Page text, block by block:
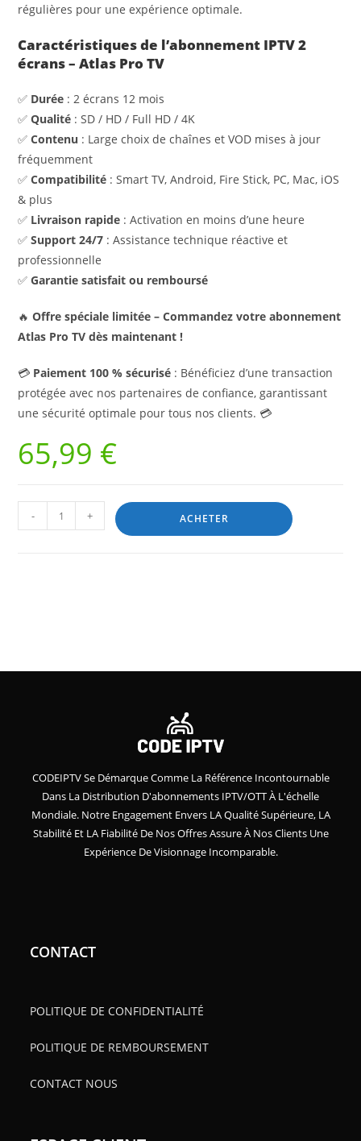
régulières pour une expérience optimale.
Caractéristiques de l’abonnement IPTV 2
écrans – Atlas Pro TV
✅ Durée : 2 écrans 12 mois
✅Qualité : SD / HD / Full HD / 4K
✅Contenu : Large choix de chaînes et VOD mises à jour
fréquemment
✅Compatibilité : Smart TV, Android, Fire Stick, PC, Mac, iOS
& plus
✅ Livraison rapide : Activation en moins d’une heure
✅Support 24/7 : Assistance technique réactive et
professionnelle
✅Garantie satisfait ou remboursé
🔥Offre spéciale limitée – Commandez votre abonnement
Atlas Pro TV dès maintenant !
💳 Paiement 100 % sécurisé : Bénéficiez d’une transaction
protégée avec nos partenaires de confiance, garantissant
une sécurité optimale pour tous nos clients. 💳
65,99 €
- + ACHETER
CODEIPTV Se Démarque Comme La Référence Incontournable
Dans La Distribution D'abonnements IPTV/OTT À L'échelle
Mondiale. Notre Engagement Envers LA Qualité Supérieure, LA
Stabilité Et LA Fiabilité De Nos Offres Assure À Nos Clients Une
Expérience De Visionnage Incomparable.
CONTACT
POLITIQUE DE CONFIDENTIALITÉ
POLITIQUE DE REMBOURSEMENT
CONTACT NOUS